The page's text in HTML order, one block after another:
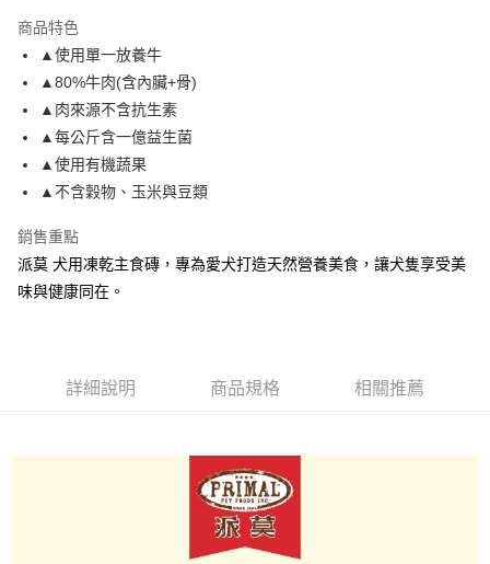
【「AFTEE先享後付」結帳流程】
結帳頁面，進行簡訊認證並確認金額後，即可完成結帳。
２．訂單成立數日內，您將收到繳費通知簡訊。
３．收到繳費通知簡訊後14天內，點擊此簡訊中的連結，可透過四大超商／
ATM／網路銀行／等多元方式進行付款，方視為交易完成。
※ 請注意：結帳手續完成當下不需立刻繳費，但若您需要取消訂單，請聯絡
購買商品的店家。未經商家同意取消之訂單仍視為有效，需透過AFTEE先享
※ 交易是否成功請以「AFTEE先享後付 」之結帳頁面顯示為準，若有關於
客戶支援中心」
１．透過由恩沛科技股份有限公司提供之「AFTEE先享後付」服務完成之交
https://aftee.tw/terms/#terms3
３．未成年的使用者請事先徵得法定代理人或監護人之同意方可使用
４．使用「AFTEE先享後付」時，將依據個別帳號之用戶狀況，依本公司即
時審查核予不同之上限額度；若仍有額度不足之情形，本公司將視審查結果
５．嚴禁一人註冊多個帳號或使用他人資訊註冊。若發現惡意使用之情形，
恩沛科技股份有限公司將有權停止該用戶之使用額度並採取法律行動。
每筆NT$80，滿NT$2,000(含以上)免運費
付款後全家取貨
每筆NT$80，滿NT$2,000(含以上)免運費
7-11取貨付款
每筆NT$80，滿NT$2,000(含以上)免運費
付款後7-11取貨
每筆NT$80，滿NT$2,000(含以上)免運費
一般宅配
每筆NT$100，滿NT$2,000(含以上)免運費
商品特色
▲使用單一放養牛
▲80%牛肉(含內臟+骨)
▲肉來源不含抗生素
▲每公斤含一億益生菌
▲使用有機蔬果
▲不含穀物、玉米與豆類
銷售重點
派莫 犬用凍乾主食磚，專為愛犬打造天然營養美食，讓犬隻享受美
味與健康同在。
詳細說明 商品規格 相關推薦